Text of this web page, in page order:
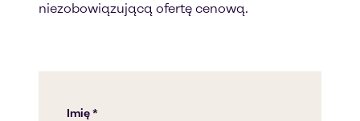
niezobowiązującą ofertę cenową.